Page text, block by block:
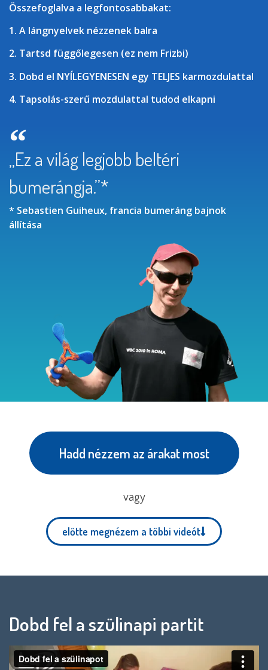
Összefoglalva a legfontosabbakat:
1. A lángnyelvek nézzenek balra
2. Tartsd függőlegesen (ez nem Frizbi)
3. Dobd el NYÍLEGYENESEN egy TELJES karmozdulattal
4. Tapsolás-szerű mozdulattal tudod elkapni
„Ez a világ legjobb beltéri
bumerángja.”*
* Sebastien Guiheux, francia bumeráng bajnok
állítása
Hadd nézzem az árakat most
vagy
előtte megnézem a többi videót
Dobd fel a szülinapi partit